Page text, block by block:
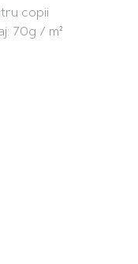
copii
70g / m²